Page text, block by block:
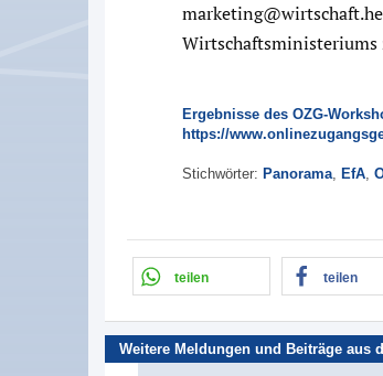
Wirtschaftsministeriums
Ergebnisse des OZG-
https://
Stichwörter: Panorama, EfA,
teilen teilen
Weitere Meldungen und Beiträge aus